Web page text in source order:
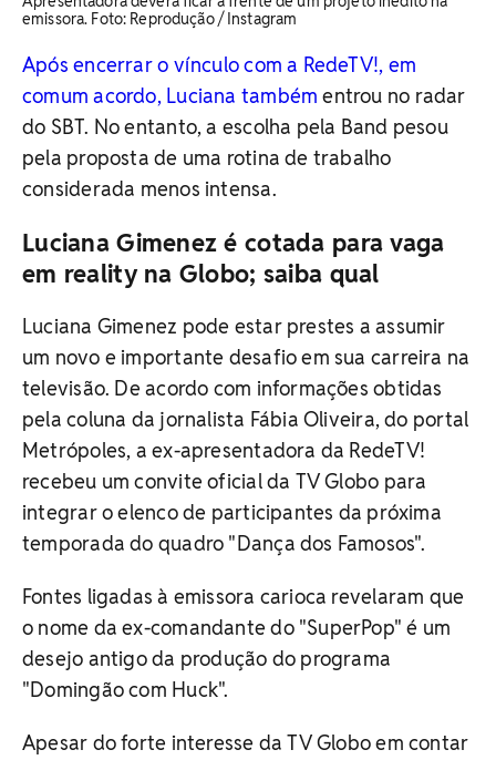
emissora. ​Foto: Reprodução / Instagram
Após encerrar o vínculo com a RedeTV!, em
comum acordo, Luciana também entrou no radar
do SBT. No entanto, a escolha pela Band pesou
pela proposta de uma rotina de trabalho
considerada menos intensa.
Luciana Gimenez é cotada para vaga
em reality na Globo; saiba qual
Luciana Gimenez pode estar prestes a assumir
um novo e importante desafio em sua carreira na
televisão. De acordo com informações obtidas
pela coluna da jornalista Fábia Oliveira, do portal
Metrópoles, a ex-apresentadora da RedeTV!
recebeu um convite oficial da TV Globo para
integrar o elenco de participantes da próxima
temporada do quadro "Dança dos Famosos".
Fontes ligadas à emissora carioca revelaram que
o nome da ex-comandante do "SuperPop" é um
desejo antigo da produção do programa
"Domingão com Huck".
Apesar do forte interesse da TV Globo em contar